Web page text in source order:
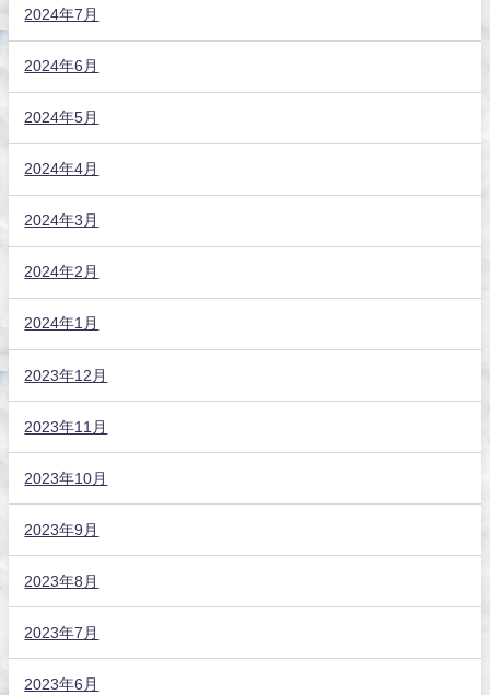
2024年7月
2024年6月
2024年5月
2024年4月
2024年3月
2024年2月
2024年1月
2023年12月
2023年11月
2023年10月
2023年9月
2023年8月
2023年7月
2023年6月